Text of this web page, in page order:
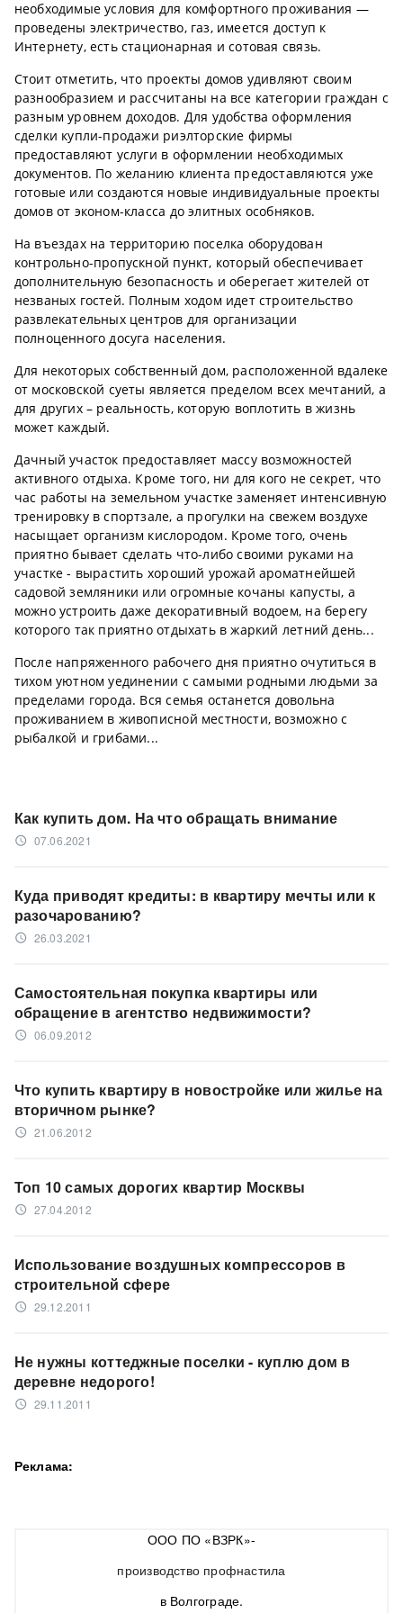
необходимые условия для комфортного проживания —
проведены электричество, газ, имеется доступ к
Интернету, есть стационарная и сотовая связь.
Стоит отметить, что проекты домов удивляют своим
разнообразием и рассчитаны на все категории граждан с
разным уровнем доходов. Для удобства оформления
сделки купли-продажи риэлторские фирмы
предоставляют услуги в оформлении необходимых
документов. По желанию клиента предоставляются уже
готовые или создаются новые индивидуальные проекты
домов от эконом-класса до элитных особняков.
На въездах на территорию поселка оборудован
контрольно-пропускной пункт, который обеспечивает
дополнительную безопасность и оберегает жителей от
незваных гостей. Полным ходом идет строительство
развлекательных центров для организации
полноценного досуга населения.
Для некоторых собственный дом, расположенной вдалеке
от московской суеты является пределом всех мечтаний, а
для других – реальность, которую воплотить в жизнь
может каждый.
Дачный участок предоставляет массу возможностей
активного отдыха. Кроме того, ни для кого не секрет, что
час работы на земельном участке заменяет интенсивную
тренировку в спортзале, а прогулки на свежем воздухе
насыщает организм кислородом. Кроме того, очень
приятно бывает сделать что-либо своими руками на
участке - вырастить хороший урожай ароматнейшей
садовой земляники или огромные кочаны капусты, а
можно устроить даже декоративный водоем, на берегу
которого так приятно отдыхать в жаркий летний день...
После напряженного рабочего дня приятно очутиться в
тихом уютном уединении с самыми родными людьми за
пределами города. Вся семья останется довольна
проживанием в живописной местности, возможно с
рыбалкой и грибами...
Как купить дом. На что обращать внимание
access_time 07.06.2021
Куда приводят кредиты: в квартиру мечты или к
разочарованию?
access_time 26.03.2021
Самостоятельная покупка квартиры или
обращение в агентство недвижимости?
access_time 06.09.2012
Что купить квартиру в новостройке или жилье на
вторичном рынке?
access_time 21.06.2012
Топ 10 самых дорогих квартир Москвы
access_time 27.04.2012
Использование воздушных компрессоров в
строительной сфере
access_time 29.12.2011
Не нужны коттеджные поселки - куплю дом в
деревне недорого!
access_time 29.11.2011
Реклама:
ООО ПО «ВЗРК»-
производство профнастила
в Волгограде.